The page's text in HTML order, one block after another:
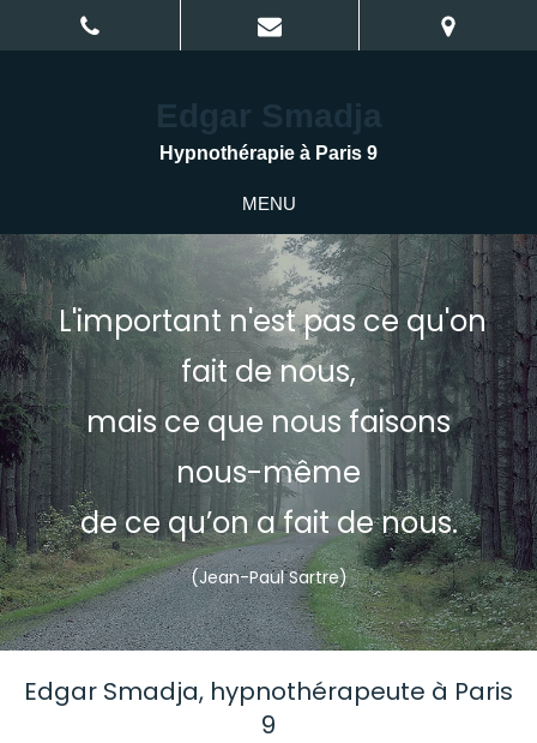
Edgar Smadja
Hypnothérapie à Paris 9
MENU
L'important n'est pas ce qu'on
fait de nous,
mais ce que nous faisons
nous-même
de ce qu’on a fait de nous.
(Jean-Paul Sartre)
Edgar Smadja, hypnothérapeute à Paris
9